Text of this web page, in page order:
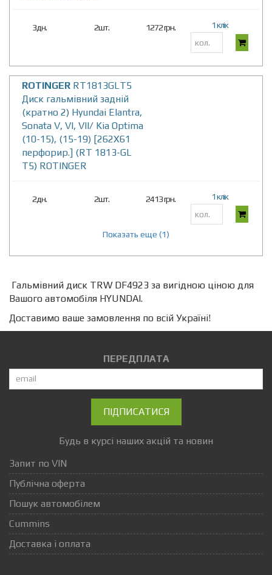
3дн. 2шт. 1272 грн. 1 клік
ROTINGER RT1813GLT5
Диск гальмівний задній
(кратно 2) Hyundai Elantra,
Sonata V, VI, VII/ Kia Optima
(10-15), (15-19) [262X61
перфорир.] (RT 1813-GL
T5) ROTINGER
2дн. 2шт. 2413 грн. 1 клік
Показать еще (1)
Гальмівний диск TRW DF4923 за вигідною ціною для
Вашого автомобіля HYUNDAI.
Доставимо ваше замовлення по всій Україні!
ПЕРЕДПЛАТА
ПІДПИСАТИСЯ
Будь в курсі наших акцій та новин
Запит по VIN
Публічна оферта
Пошук автомобілем
Cummins
Доставка і оплата